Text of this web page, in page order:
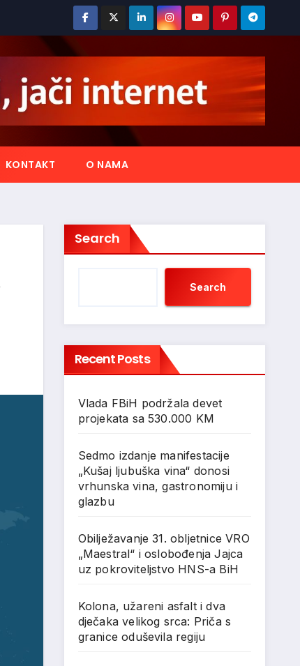
KONTAKT O NAMA
Search
Search
Recent Posts
Vlada FBiH podržala devet
projekata sa 530.000 KM
Sedmo izdanje manifestacije
„Kušaj ljubuška vina“ donosi
vrhunska vina, gastronomiju i
glazbu
Obilježavanje 31. obljetnice VRO
„Maestral“ i oslobođenja Jajca
uz pokroviteljstvo HNS-a BiH
Kolona, užareni asfalt i dva
dječaka velikog srca: Priča s
granice oduševila regiju